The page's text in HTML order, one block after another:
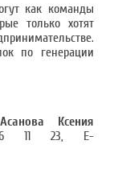
как команды
только хотят
по генерации
Асанова Ксения
11 23, E-